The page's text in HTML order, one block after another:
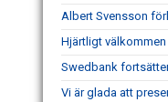
Albert Svensson
Hjärtligt välkommen
Swedbank
Vi är glada att